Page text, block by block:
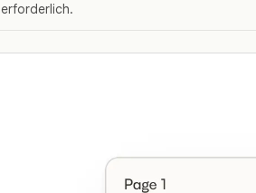
erforderlich.